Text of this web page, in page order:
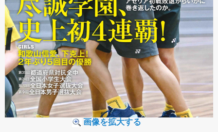
画像を拡大する